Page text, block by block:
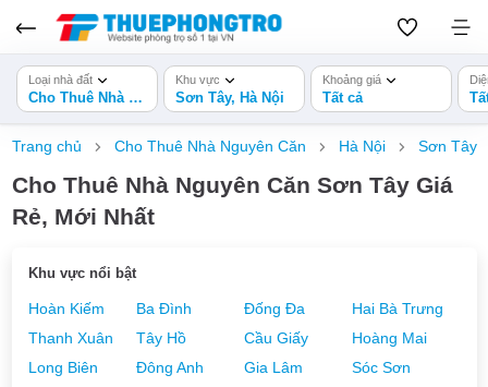
Loại nhà đất
Cho Thuê Nhà Nguyên Căn
Khu vực
Sơn Tây, Hà Nội
Khoảng giá
Tất cả
Trang chủ Cho Thuê Nhà Nguyên Căn Hà Nội Sơn Tây
Cho Thuê Nhà Nguyên Căn Sơn Tây Giá
Rẻ, Mới Nhất
Khu vực nổi bật
Hoàn Kiếm Ba Đình Đống Đa
Hai Bà Trưng
Thanh Xuân
Tây Hồ Cầu Giấy
Hoàng Mai
Long Biên
Đông Anh Gia Lâm
Sóc Sơn